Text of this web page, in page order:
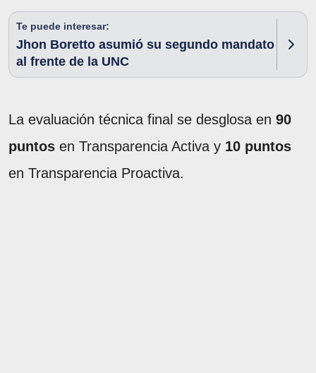
Te puede interesar:
Jhon Boretto asumió su segundo mandato
al frente de la UNC
La evaluación técnica final se desglosa en 90
puntos en Transparencia Activa y 10 puntos
en Transparencia Proactiva.